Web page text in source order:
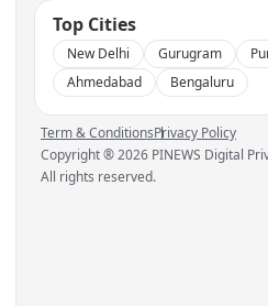
Top Cities
New Delhi Gurugram
Ahmedabad
Bengaluru
Term & ConditionsPrivacy Policy
Copyright ®2026 PINEWS Digital
All rights reserved.